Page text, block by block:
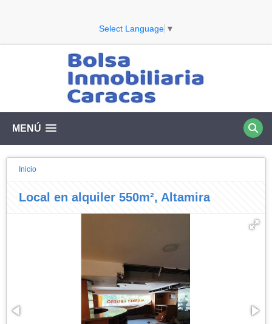
Select Language ▼
MENÚ
Inicio
Local en alquiler 550m², Altamira